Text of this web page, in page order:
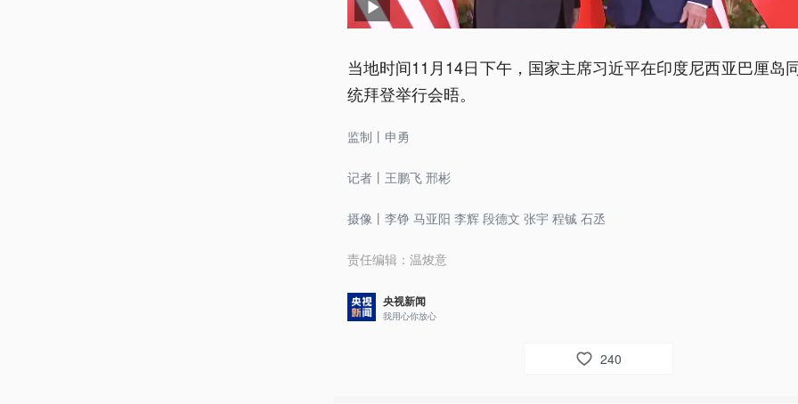
当地时间11月14日下午，国家主席习近平在印度尼西亚巴厘岛
统拜登举行会晤。
监制丨申勇
记者丨王鹏飞 邢彬
摄像丨李铮 马亚阳 李辉 段德文 张宇 程铖 石丞
责任编辑： 温焌意
央视新闻
我用心你放心
240